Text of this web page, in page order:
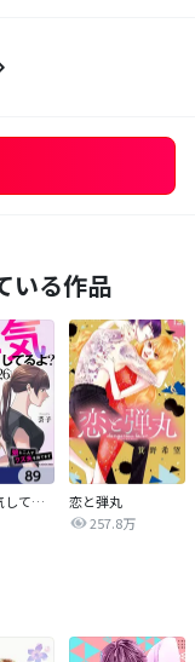
いる作品
パパ、浮気してるよ？娘と二人でクズ夫を捨てます【分冊版】
恋と弾丸
257.8万